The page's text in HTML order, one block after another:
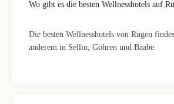
Wo gibt es die besten Wellnesshotels auf
Die besten Wellnesshotels von Rügen
anderem in Sellin, Göhren und Baabe.